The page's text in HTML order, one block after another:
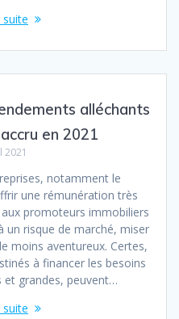
suite
alléchants
en 2021
2021
notamment le
une rémunération très
promoteurs immobiliers
risque de marché, miser
moins aventureux. Certes,
à financer les besoins
et grandes, peuvent…
suite